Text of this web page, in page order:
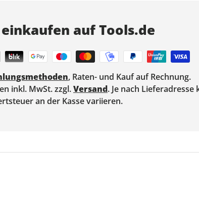
auf Tools.de
, Raten- und Kauf auf Rechnung.
inkl. MwSt. zzgl.Versand. Je nach Lieferadresse
an der Kasse variieren.